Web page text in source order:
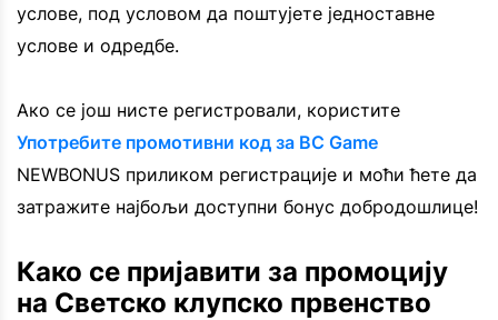
услове, под условом да поштујете једноставне
услове и одредбе.
Ако се још нисте регистровали, користите
Употребите промотивни код за BC Game
NEWBONUS приликом регистрације и моћи ћете да
затражите најбољи доступни бонус добродошлице!
Како се пријавити за промоцију
на Светско клупско првенство